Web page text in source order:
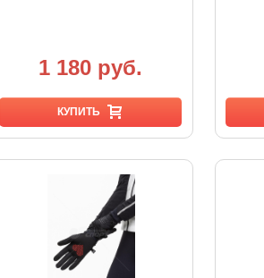
1 180 руб.
КУПИТЬ